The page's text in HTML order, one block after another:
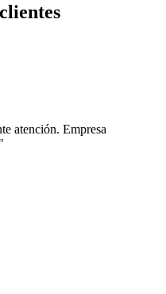
atención. Empresa
"